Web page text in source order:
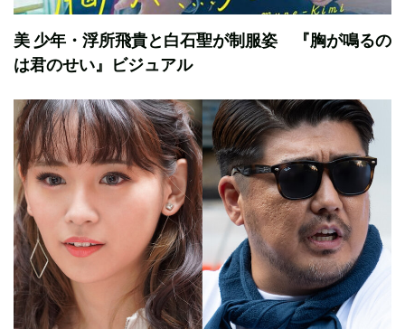
美 少年・浮所飛貴と白石聖が制服姿 『胸が鳴るの
は君のせい』ビジュアル